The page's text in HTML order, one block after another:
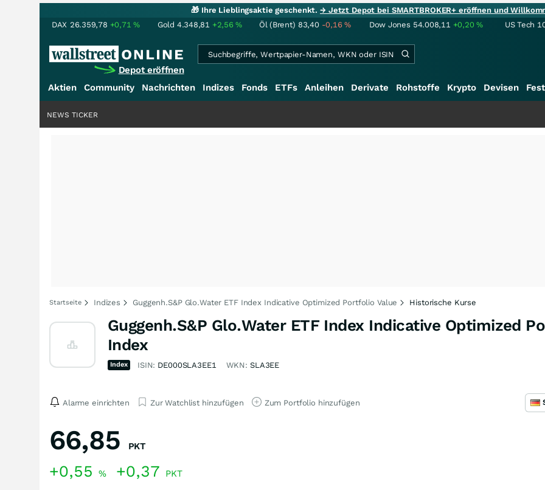
🎁 Ihre Lieblingsaktie geschenkt.→ Jetzt Depot bei SMARTBROKER+ eröffnen und
DAX 26.359,78 +0,71% Gold 4.348,81 +2,56% Öl (Brent) 83,40 -0,16% Dow Jones 54.008,11 +0,20% US Tech
Depot eröffnen
Aktien Community Nachrichten Indizes Fonds ETFs Anleihen Derivate Rohstoffe Krypto Devisen
NEWS TICKER
Startseite Indizes Guggenh.S&P Glo.Water ETF Index Indicative Optimized Portfolio Value Historische Kurse
Guggenh.S&P Glo.Water ETF Index Indicative Optimized
Index
Index ISIN: DE000SLA3EE1 WKN: SLA3EE
Alarme einrichten Zur Watchlist hinzufügen Zum Portfolio hinzufügen
66,85 PKT
+0,55 % +0,37 PKT